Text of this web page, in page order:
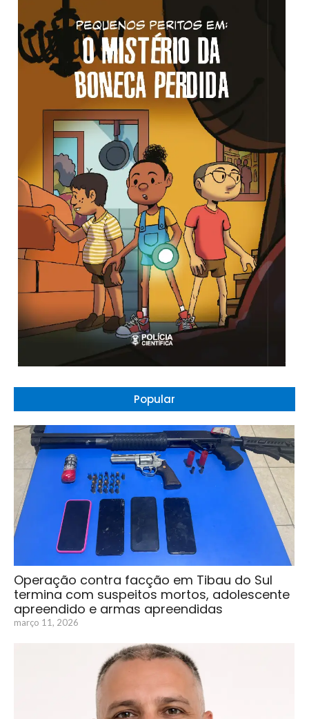
Popular
Operação contra facção em Tibau do Sul
termina com suspeitos mortos, adolescente
apreendido e armas apreendidas
março 11, 2026